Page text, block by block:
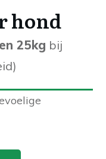
hond
25kg bij